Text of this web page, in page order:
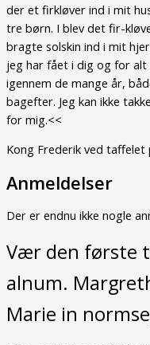
der et firkløver ind i mit
tre børn. I blev det fir-
bragte solskin ind i mit
jeg har fået i dig og for
igennem de mange år,
bagefter. Jeg kan ikke
for mig.<<
Kong Frederik ved taffelet
Anmeldelser
Der er endnu ikke nogle
Vær den første
alnum.
Marie in